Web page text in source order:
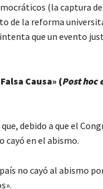
(la captura
de la reforma
que un evento
Causa» (Post hoc
debido a que el
cayó en el abismo.
no cayó al abismo